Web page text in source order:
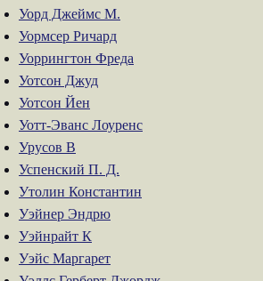
Уорд Джеймс М.
Уормсер Ричард
Уоррингтон Фреда
Уотсон Джуд
Уотсон Йен
Уотт-Эванс Лоуренс
Урусов В
Успенский П. Д.
Утолин Константин
Уэйнер Эндрю
Уэйнрайт К
Уэйс Маргарет